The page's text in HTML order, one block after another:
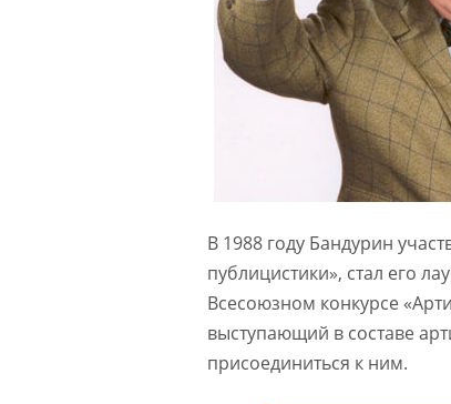
В 1988 году Бандурин
публицистики», стал его
Всесоюзном конкурсе
выступающий в составе
присоединиться к ним.